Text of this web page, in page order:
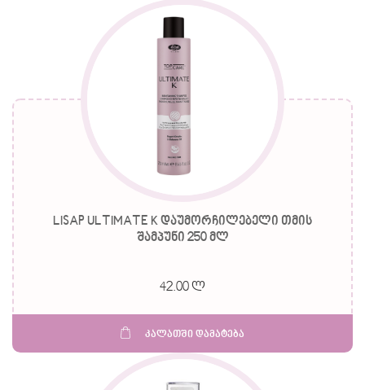
LISAP ULTIMATE K დაუმორჩილებელი თმის
შამპუნი 250 მლ
42.00 ლ
კალათში დამატება